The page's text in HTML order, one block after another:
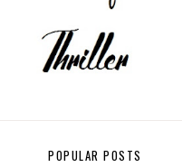
POPULAR POSTS